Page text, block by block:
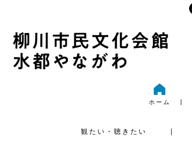
ホーム
観たい・聴きたい